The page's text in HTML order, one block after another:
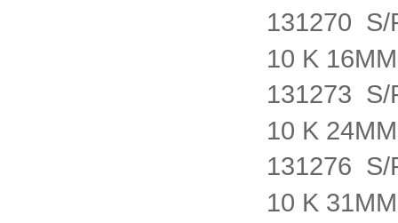
131270 S/
10 K
131273 S/
10 K
131276 S/
10 K